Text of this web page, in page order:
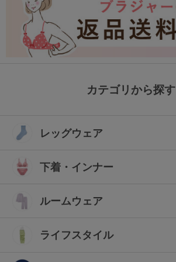
カテゴリから探す
レッグウェア
下着・インナー
ルームウェア
ライフスタイル